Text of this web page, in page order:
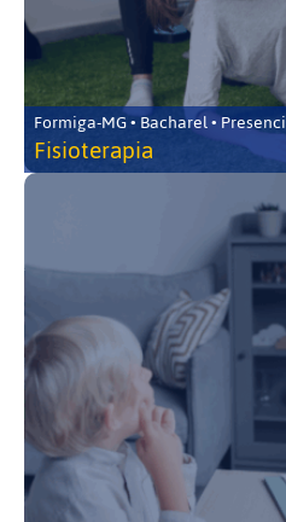
Formiga-MG • Bacharel •
Fisioterapia